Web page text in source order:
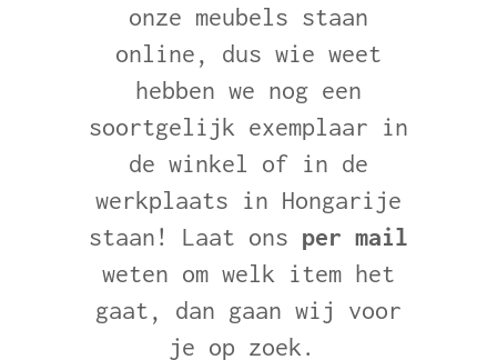
onze meubels staan
online, dus wie weet
hebben we nog een
soortgelijk exemplaar in
de winkel of in de
werkplaats in Hongarije
staan! Laat ons per mail
weten om welk item het
gaat, dan gaan wij voor
je op zoek.